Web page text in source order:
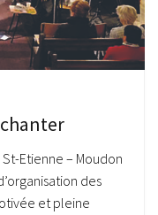
chanter
Etienne – Moudon
des
et pleine